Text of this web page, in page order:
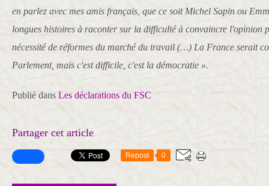
en parlez avec mes amis français, que ce soit Michel Sapin ou
longues histoires à raconter sur la difficulté à convaincre l'opinion
nécessité de réformes du marché du travail (…) La France serait
Parlement, mais c'est difficile, c'est la démocratie ».
Publié dans Les déclarations du FSC
Partager cet article
Repost 0